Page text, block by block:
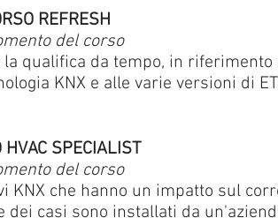
REFRESH
del corso
qualifica da tempo, in
KNX e alle varie versioni di
HVAC SPECIALIST
del corso
che hanno un impatto sul
dei casi sono installati da